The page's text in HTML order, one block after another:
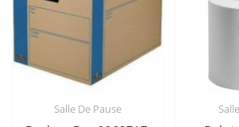
Salle De Pause